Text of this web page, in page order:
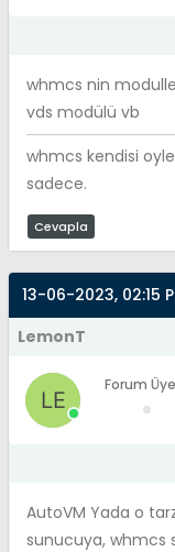
whmcs nin
vds modülü vb
whmcs kendisi
sadece.
Cevapla
13-06-2023, 02:15
LemonT
Forum
AutoVM Yada o
sunucuya, whmcs